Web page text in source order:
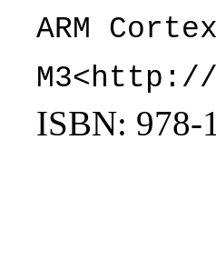
ARM
ISBN: 978-